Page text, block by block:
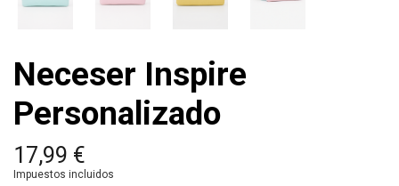
Neceser Inspire
Personalizado
17,99 €
Impuestos incluidos